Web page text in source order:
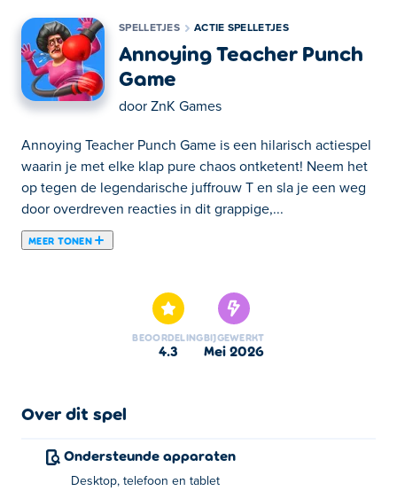
SPELLETJES ACTIE SPELLETJES
Annoying Teacher Punch
Game
door ZnK Games
Annoying Teacher Punch Game is een hilarisch actiespel
waarin je met elke klap pure chaos ontketent! Neem het
op tegen de legendarische juffrouw T en sla je een weg
door overdreven reacties in dit grappige,...
MEER TONEN
op tegen de legendarische juffrouw T en sla je een weg
door overdreven reacties in dit grappige,
stressverlichtende avontuur. Tik snel, sla harder en
stoten en offline speelmogelijkheden is het perfect om
vliegen en lach je stress weg.
BEOORDELING
4.3
BIJGEWERKT
mei 2026
Over dit spel
Ondersteunde apparaten
Desktop, telefoon en tablet